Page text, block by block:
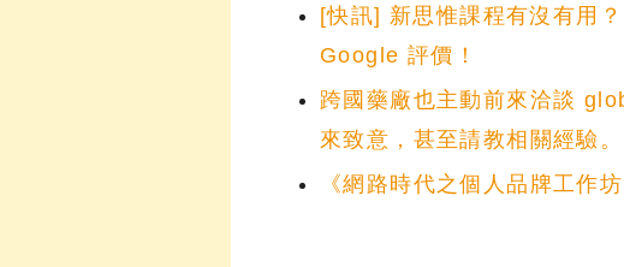
[快訊] 新思惟課程有沒有用
Google 評價！
跨國藥廠也主動前來洽談
來致意，甚至請教相關經驗。
《網路時代之個人品牌工作